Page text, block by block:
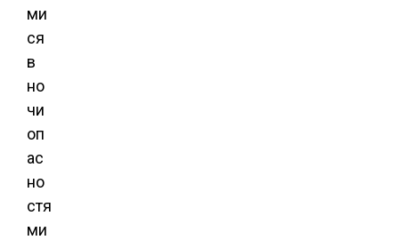
ми
ся
в
но
чи
оп
ас
но
стя
ми